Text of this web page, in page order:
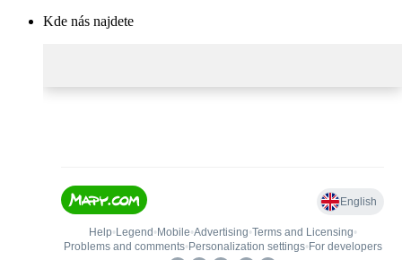
Kde nás najdete